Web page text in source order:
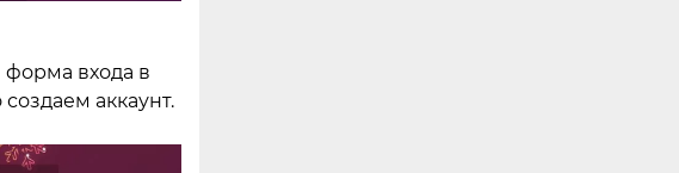
входа в
аккаунт.